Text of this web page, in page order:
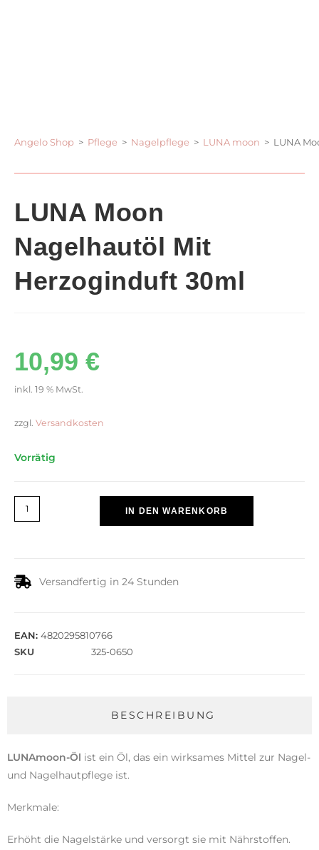
Angelo Shop > Pflege > Nagelpflege > LUNA moon > LUNA
LUNA Moon
Nagelhautöl Mit
Herzoginduft 30ml
10,99 €
inkl. 19 % MwSt.
zzgl. Versandkosten
Vorrätig
IN DEN WARENKORB
Versandfertig in 24 Stunden
EAN: 4820295810766
SKU
325-0650
BESCHREIBUNG
LUNAmoon-Öl ist ein Öl, das ein wirksames Mittel zur Nagel-
und Nagelhautpflege ist.
Merkmale:
Erhöht die Nagelstärke und versorgt sie mit Nährstoffen.